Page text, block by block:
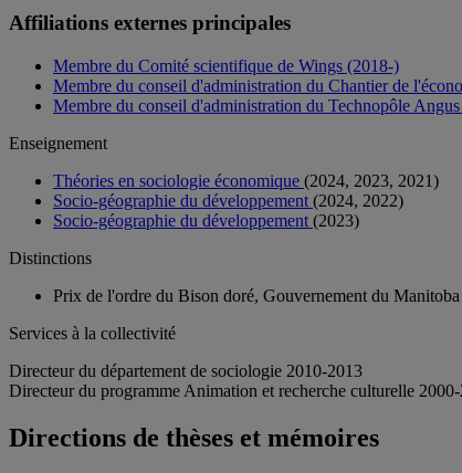
Affiliations externes principales
Membre du Comité scientifique de Wings (2018-)
Membre du conseil d'administration du Chantier de
Membre du conseil d'administration du Technopôle
Enseignement
Théories en sociologie économique (2024, 2023, 2021)
Socio-géographie du développement (2024, 2022)
Socio-géographie du développement (2023)
Distinctions
Prix de l'ordre du Bison doré, Gouvernement du
Services à la collectivité
Directeur du département de sociologie 2010-2013
Directeur du programme Animation et recherche culturelle
Directions de thèses et mémoires